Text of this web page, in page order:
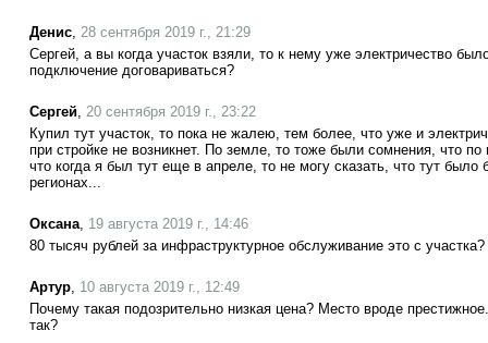
Денис, 28 сентября 2019 г., 21:29
Сергей, а вы когда участок взяли, то к нему уже электричество
подключение договариваться?
Сергей, 20 сентября 2019 г., 23:22
Купил тут участок, то пока не жалею, тем более, что уже и
при стройке не возникнет. По земле, то тоже были сомнения, что по
что когда я был тут еще в апреле, то не могу сказать, что тут было
регионах...
Оксана, 19 августа 2019 г., 14:46
80 тысяч рублей за инфраструктурное обслуживание это с
Артур, 10 августа 2019 г., 12:49
Почему такая подозрительно низкая цена? Место вроде
так?